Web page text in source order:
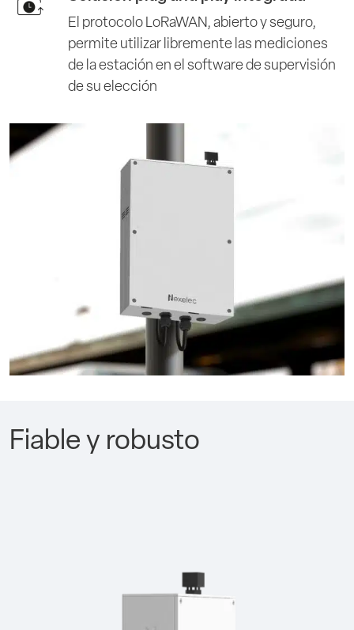
El protocolo LoRaWAN, abierto y seguro,
permite utilizar libremente las mediciones
de la estación en el software de supervisión
de su elección
Fiable y robusto